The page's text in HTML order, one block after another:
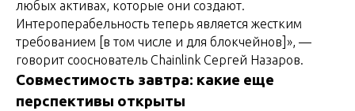
любых активах, которые они создают.
Интероперабельность теперь является жестким
требованием [в том числе и для блокчейнов]», —
говорит сооснователь Chainlink Сергей Назаров.
Совместимость завтра: какие еще
перспективы открыты